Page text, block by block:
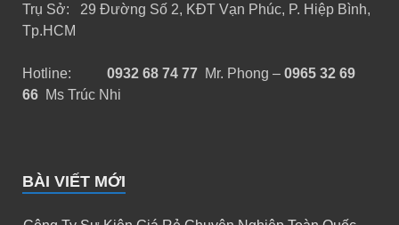
Trụ Sở: 29 Đường Số 2, KĐT Vạn Phúc, P. Hiệp Bình,
Tp.HCM
Hotline: 0932 68 74 77 Mr. Phong – 0965 32 69
66 Ms Trúc Nhi
BÀI VIẾT MỚI